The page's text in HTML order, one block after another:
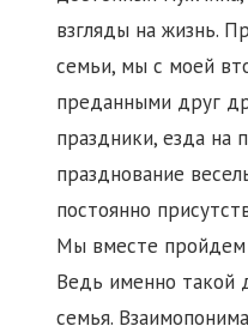
взгляды на жизнь.
семьи, мы с моей
преданными друг
праздники, езда на
празднование
постоянно
Мы вместе пройдем
Ведь именно такой
семья.